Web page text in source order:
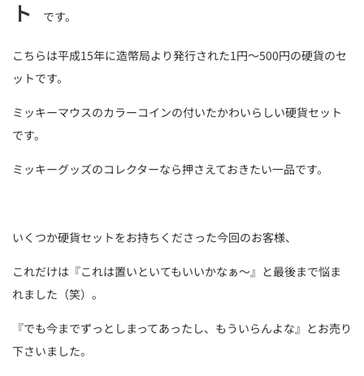
ト です。
こちらは平成15年に造幣局より発行された1円～500円の硬貨のセ
ットです。
ミッキーマウスのカラーコインの付いたかわいらしい硬貨セット
です。
ミッキーグッズのコレクターなら押さえておきたい一品です。
いくつか硬貨セットをお持ちくださった今回のお客様、
これだけは『これは置いといてもいいかなぁ～』と最後まで悩ま
れました（笑）。
『でも今までずっとしまってあったし、もういらんよな』とお売り
下さいました。